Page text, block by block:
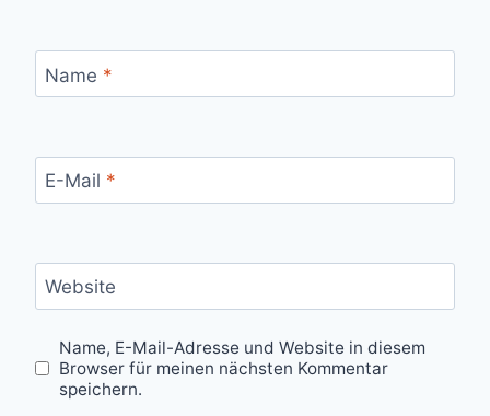
Name *
E-Mail *
Website
Name, E-Mail-Adresse und Website in diesem
Browser für meinen nächsten Kommentar
speichern.